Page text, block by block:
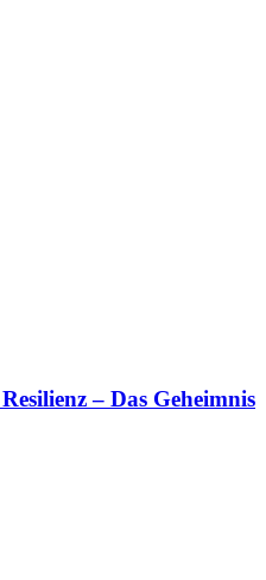
– Das Geheimnis